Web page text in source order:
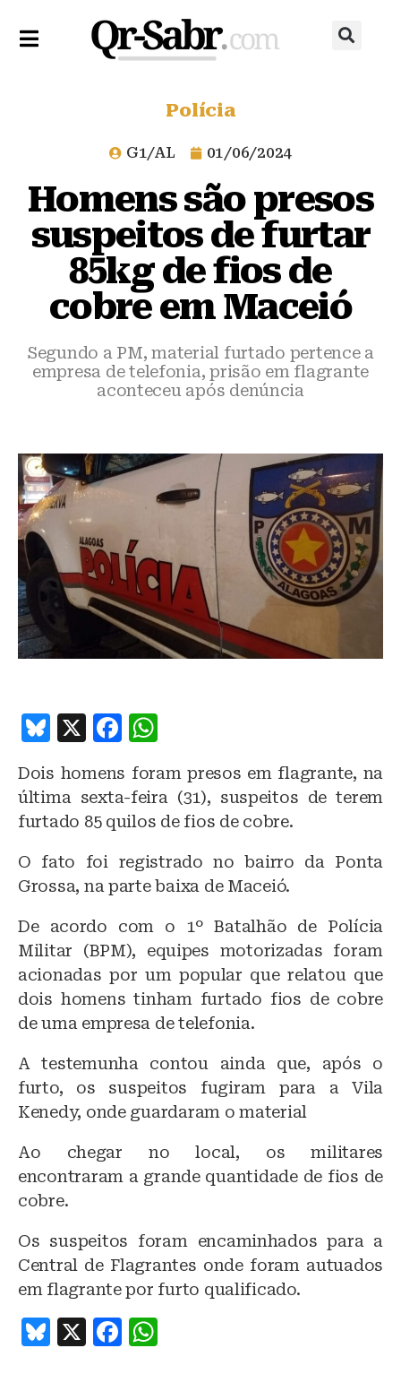
Polícia
G1/AL 01/06/2024
Homens são presos
suspeitos de furtar
85kg de fios de
cobre em Maceió
Segundo a PM, material furtado pertence a
empresa de telefonia, prisão em flagrante
aconteceu após denúncia
B
e
s
y
X
F
c
e
o
o
k
at
s
p
p
Dois homens foram presos em flagrante, na
última sexta-feira (31), suspeitos de terem
furtado 85 quilos de fios de cobre.
O fato foi registrado no bairro da Ponta
Grossa, na parte baixa de Maceió.
De acordo com o 1º Batalhão de Polícia
Militar (BPM), equipes motorizadas foram
acionadas por um popular que relatou que
dois homens tinham furtado fios de cobre
de uma empresa de telefonia.
A testemunha contou ainda que, após o
furto, os suspeitos fugiram para a Vila
Kenedy, onde guardaram o material
Ao chegar no local, os militares
encontraram a grande quantidade de fios de
cobre.
Os suspeitos foram encaminhados para a
Central de Flagrantes onde foram autuados
em flagrante por furto qualificado.
B
X
F